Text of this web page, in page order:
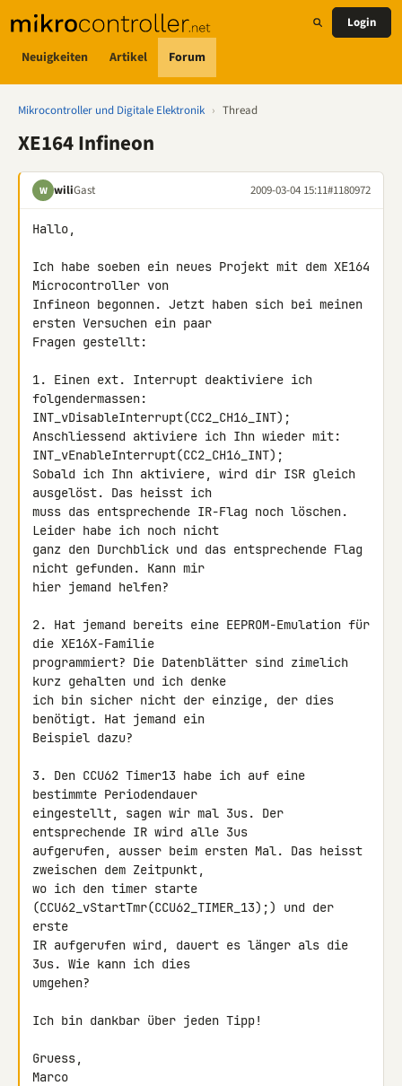
Neuigkeiten Artikel Forum
Login
Mikrocontroller und Digitale Elektronik › Thread
XE164 Infineon
W wiliGast 2009-03-04 15:11#1180972
Hallo,
Ich habe soeben ein neues Projekt mit dem XE164
Microcontroller von
Infineon begonnen. Jetzt haben sich bei meinen
ersten Versuchen ein paar
Fragen gestellt:
1. Einen ext. Interrupt deaktiviere ich
folgendermassen:
INT_vDisableInterrupt(CC2_CH16_INT);
Anschliessend aktiviere ich Ihn wieder mit:
INT_vEnableInterrupt(CC2_CH16_INT);
Sobald ich Ihn aktiviere, wird dir ISR gleich
ausgelöst. Das heisst ich
muss das entsprechende IR-Flag noch löschen.
Leider habe ich noch nicht
ganz den Durchblick und das entsprechende Flag
nicht gefunden. Kann mir
hier jemand helfen?
2. Hat jemand bereits eine EEPROM-Emulation für
die XE16X-Familie
programmiert? Die Datenblätter sind zimelich
kurz gehalten und ich denke
ich bin sicher nicht der einzige, der dies
benötigt. Hat jemand ein
Beispiel dazu?
3. Den CCU62 Timer13 habe ich auf eine
bestimmte Periodendauer
eingestellt, sagen wir mal 3us. Der
entsprechende IR wird alle 3us
aufgerufen, ausser beim ersten Mal. Das heisst
zweischen dem Zeitpunkt,
wo ich den timer starte
(CCU62_vStartTmr(CCU62_TIMER_13);) und der
erste
IR aufgerufen wird, dauert es länger als die
3us. Wie kann ich dies
umgehen?
Ich bin dankbar über jeden Tipp!
Gruess,
Marco